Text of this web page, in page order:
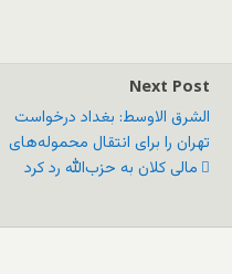
Next Post
الشرق‌ الاوسط: بغداد درخواست
تهران را برای انتقال محموله‌های
مالی کلان به حزب‌الله رد کرد